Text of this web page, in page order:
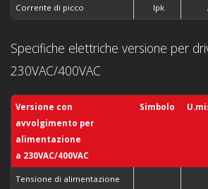
Corrente di picco Ipk
Specifiche elettriche versione per
230VAC/400VAC
Versione con
avvolgimento per
alimentazione
a 230VAC/400VAC
Simbolo
Tensione di alimentazione